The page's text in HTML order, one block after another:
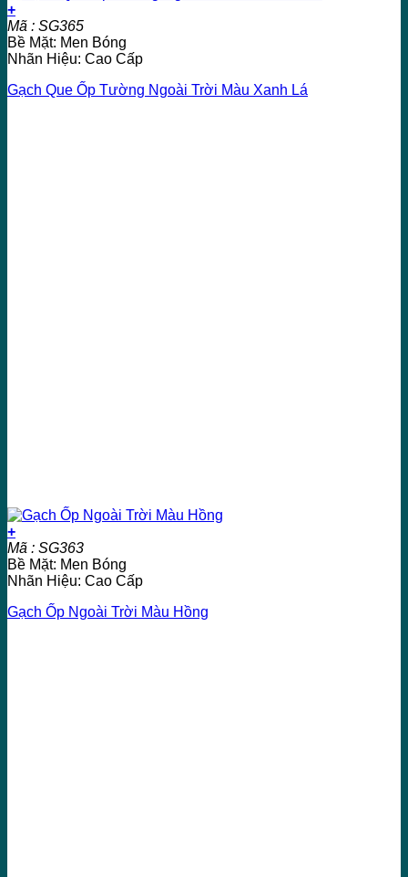
+
Mã : SG365
Bề Mặt: Men Bóng
Nhãn Hiệu: Cao Cấp
Gạch Que Ốp Tường Ngoài Trời Màu Xanh Lá
+
Mã : SG363
Bề Mặt: Men Bóng
Nhãn Hiệu: Cao Cấp
Gạch Ốp Ngoài Trời Màu Hồng